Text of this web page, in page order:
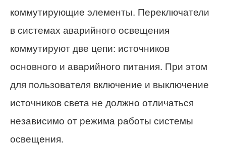
коммутирующие элементы. Переключатели
в системах аварийного освещения
коммутируют две цепи: источников
основного и аварийного питания. При этом
для пользователя включение и выключение
источников света не должно отличаться
независимо от режима работы системы
освещения.